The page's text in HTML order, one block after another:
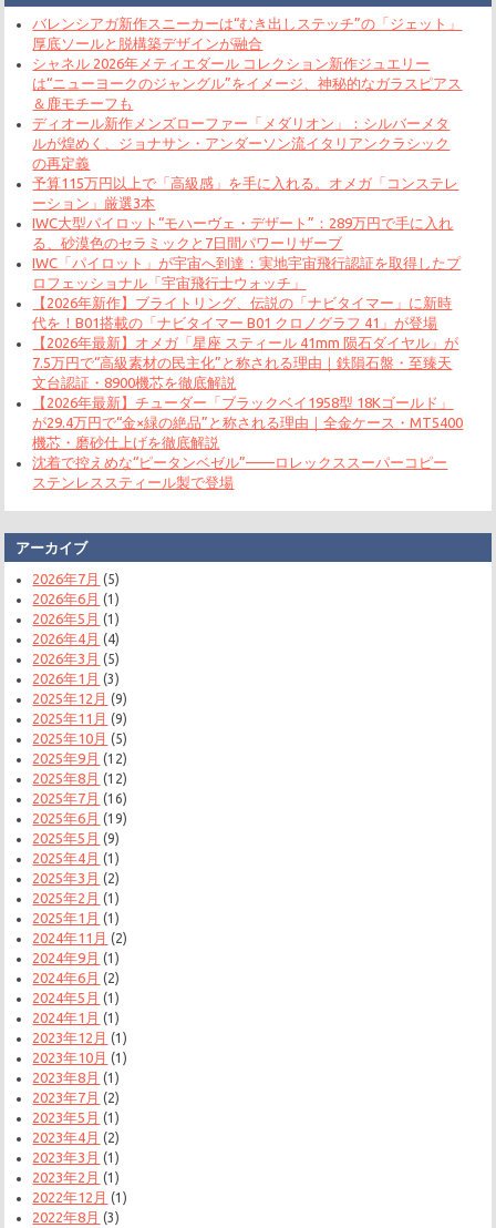
バレンシアガ新作スニーカーは“むき出しステッチ”の「ジェット」
厚底ソールと脱構築デザインが融合
シャネル 2026年メティエダール コレクション新作ジュエリー
は“ニューヨークのジャングル”をイメージ、神秘的なガラスピアス
＆鹿モチーフも
ディオール新作メンズローファー「メダリオン」：シルバーメタ
ルが煌めく、ジョナサン・アンダーソン流イタリアンクラシック
の再定義
予算115万円以上で「高級感」を手に入れる。オメガ「コンステレ
ーション」厳選3本
IWC大型パイロット“モハーヴェ・デザート”：289万円で手に入れ
る、砂漠色のセラミックと7日間パワーリザーブ
IWC「パイロット」が宇宙へ到達：実地宇宙飛行認証を取得したプ
ロフェッショナル「宇宙飛行士ウォッチ」
【2026年新作】ブライトリング、伝説の「ナビタイマー」に新時
代を！B01搭載の「ナビタイマー B01 クロノグラフ 41」が登場
【2026年最新】オメガ「星座 スティール 41mm 陨石ダイヤル」が
7.5万円で“高級素材の民主化”と称される理由｜鉄隕石盤・至臻天
文台認証・8900機芯を徹底解説
【2026年最新】チューダー「ブラックベイ1958型 18Kゴールド」
が29.4万円で“金×緑の絶品”と称される理由｜全金ケース・MT5400
機芯・磨砂仕上げを徹底解説
沈着で控えめな“ピータンベゼル”——ロレックススーパーコピー
ステンレススティール製で登場
アーカイブ
2026年7月 (5)
2026年6月 (1)
2026年5月 (1)
2026年4月 (4)
2026年3月 (5)
2026年1月 (3)
2025年12月 (9)
2025年11月 (9)
2025年10月 (5)
2025年9月 (12)
2025年8月 (12)
2025年7月 (16)
2025年6月 (19)
2025年5月 (9)
2025年4月 (1)
2025年3月 (2)
2025年2月 (1)
2025年1月 (1)
2024年11月 (2)
2024年9月 (1)
2024年6月 (2)
2024年5月 (1)
2024年1月 (1)
2023年12月 (1)
2023年10月 (1)
2023年8月 (1)
2023年7月 (2)
2023年5月 (1)
2023年4月 (2)
2023年3月 (1)
2023年2月 (1)
2022年12月 (1)
2022年8月 (3)